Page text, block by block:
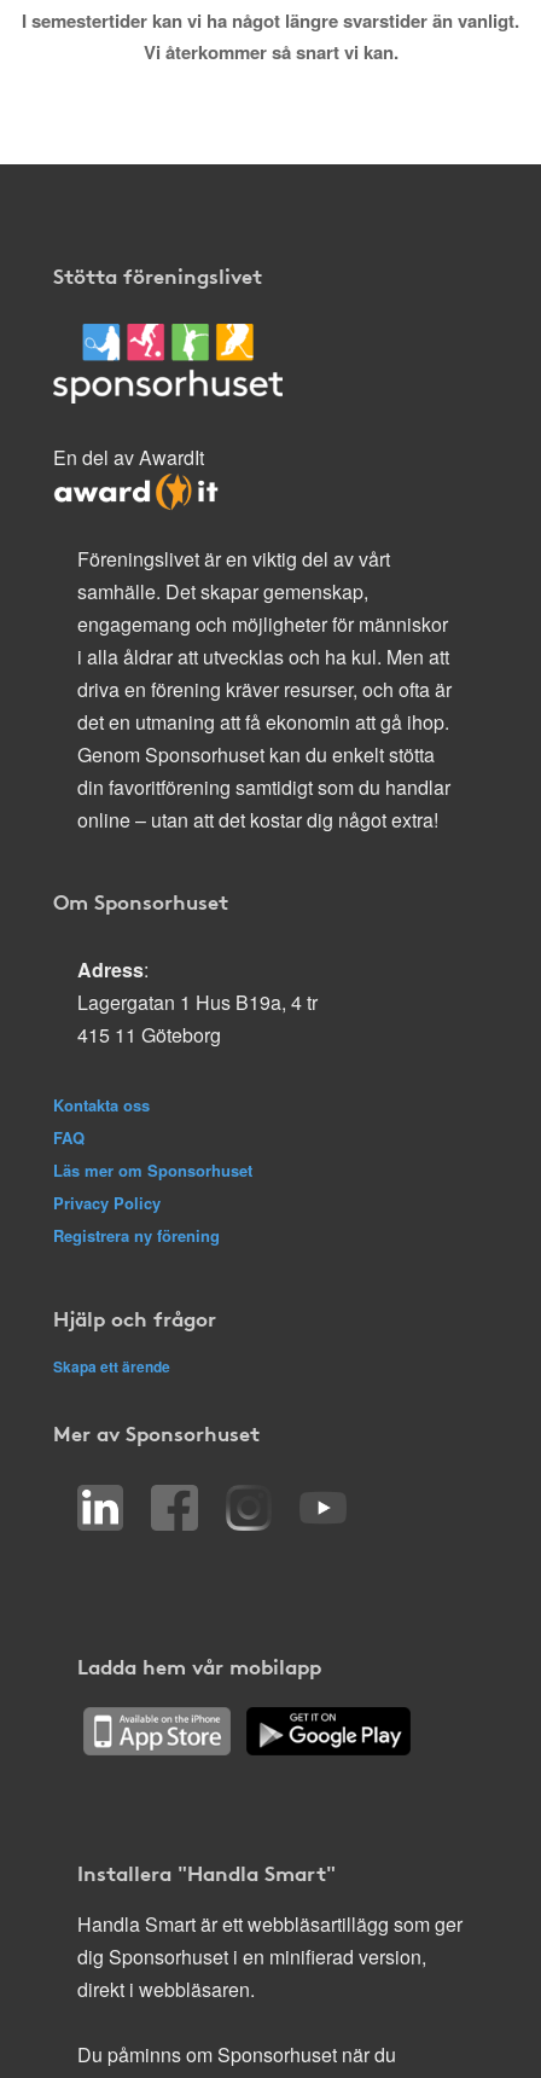
I semestertider kan vi ha något längre svarstider än vanligt.
Vi återkommer så snart vi kan.
Stötta föreningslivet
En del av AwardIt
Föreningslivet är en viktig del av vårt
samhälle. Det skapar gemenskap,
engagemang och möjligheter för människor
i alla åldrar att utvecklas och ha kul. Men att
driva en förening kräver resurser, och ofta är
det en utmaning att få ekonomin att gå ihop.
Genom Sponsorhuset kan du enkelt stötta
din favoritförening samtidigt som du handlar
online – utan att det kostar dig något extra!
Om Sponsorhuset
Adress:
Lagergatan 1 Hus B19a, 4 tr
415 11 Göteborg
Kontakta oss
FAQ
Läs mer om Sponsorhuset
Privacy Policy
Registrera ny förening
Hjälp och frågor
Skapa ett ärende
Mer av Sponsorhuset
Ladda hem vår mobilapp
Installera "Handla Smart"
Handla Smart är ett webbläsartillägg som ger
dig Sponsorhuset i en minifierad version,
direkt i webbläsaren.
Du påminns om Sponsorhuset när du